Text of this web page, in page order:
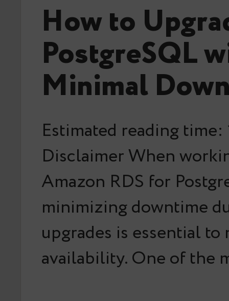
How to
PostgreSQL
Minimal
Estimated reading time:
Disclaimer When
Amazon RDS for
minimizing downtime
upgrades is essential
availability. One of the